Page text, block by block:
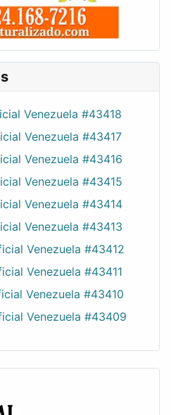
Venezuela #43418
Venezuela #43417
Venezuela #43416
Venezuela #43415
Venezuela #43414
Venezuela #43413
Venezuela #43412
Venezuela #43411
Venezuela #43410
Venezuela #43409